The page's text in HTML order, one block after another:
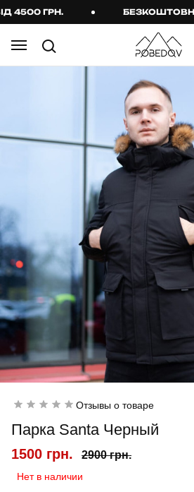
ГРН. БЕЗКОШТОВНА
Отзывы о товаре
Парка Santa Черный
1500 грн. 2900 грн.
Нет в наличии